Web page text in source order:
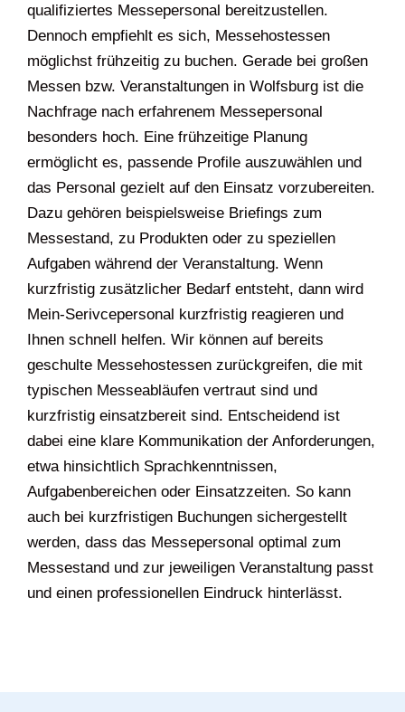
qualifiziertes Messepersonal bereitzustellen.
Dennoch empfiehlt es sich, Messehostessen
möglichst frühzeitig zu buchen. Gerade bei großen
Messen bzw. Veranstaltungen in Wolfsburg ist die
Nachfrage nach erfahrenem Messepersonal
besonders hoch. Eine frühzeitige Planung
ermöglicht es, passende Profile auszuwählen und
das Personal gezielt auf den Einsatz vorzubereiten.
Dazu gehören beispielsweise Briefings zum
Messestand, zu Produkten oder zu speziellen
Aufgaben während der Veranstaltung. Wenn
kurzfristig zusätzlicher Bedarf entsteht, dann wird
Mein-Serivcepersonal kurzfristig reagieren und
Ihnen schnell helfen. Wir können auf bereits
geschulte Messehostessen zurückgreifen, die mit
typischen Messeabläufen vertraut sind und
kurzfristig einsatzbereit sind. Entscheidend ist
dabei eine klare Kommunikation der Anforderungen,
etwa hinsichtlich Sprachkenntnissen,
Aufgabenbereichen oder Einsatzzeiten. So kann
auch bei kurzfristigen Buchungen sichergestellt
werden, dass das Messepersonal optimal zum
Messestand und zur jeweiligen Veranstaltung passt
und einen professionellen Eindruck hinterlässt.